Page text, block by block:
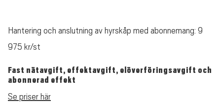
Hantering och anslutning av hyrskåp med abonnemang: 9
975 kr/st
Fast nätavgift, effektavgift, elöverföringsavgift och
abonnerad effekt
Se priser här